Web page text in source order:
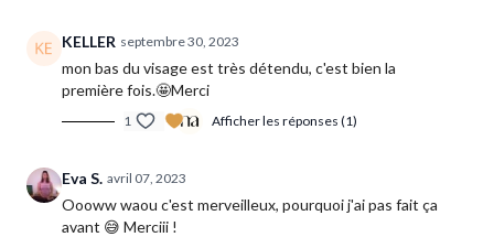
KELLER septembre 30, 2023
mon bas du visage est très détendu, c'est bien la
première fois.🤩Merci
1 Afficher les réponses (1)
Eva S. avril 07, 2023
Oooww waou c'est merveilleux, pourquoi j'ai pas fait ça
avant 😅 Merciii !